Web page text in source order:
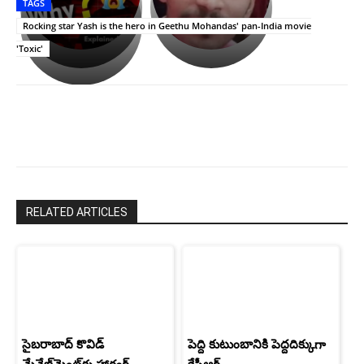
లేకుండా
అసంపూర్ణం
ఇండియా
స్టార్
హీరోయిన్‏గా
శ్రీనిధి
రివెంజ్
తీర్చుకున్న
ఉపాసన..
పాపం
రామ్
TAGS
Rocking star Yash is the hero in Geethu Mohandas' pan-India movie
'Toxic'
RELATED ARTICLES
సైబరాబాద్‌ కొవిడ్‌
పెద్ది కుటుంబానికి పెద్దదిక్కుగా